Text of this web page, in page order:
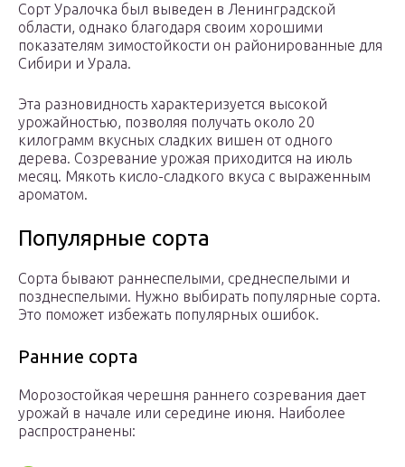
Сорт Уралочка был выведен в Ленинградской
области, однако благодаря своим хорошими
показателям зимостойкости он районированные для
Сибири и Урала.
Эта разновидность характеризуется высокой
урожайностью, позволяя получать около 20
килограмм вкусных сладких вишен от одного
дерева. Созревание урожая приходится на июль
месяц. Мякоть кисло-сладкого вкуса с выраженным
ароматом.
Популярные сорта
Сорта бывают раннеспелыми, среднеспелыми и
позднеспелыми. Нужно выбирать популярные сорта.
Это поможет избежать популярных ошибок.
Ранние сорта
Морозостойкая черешня раннего созревания дает
урожай в начале или середине июня. Наиболее
распространены: